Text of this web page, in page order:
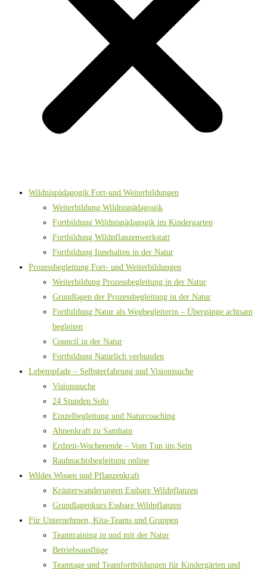
Wildnispädagogik Fort-und Weiterbildungen
Weiterbildung Wildnispädagogik
Fortbildung Wildnispädagogik im Kindergarten
Fortbildung Wildpflanzenwerkstatt
Fortbildung Innehalten in der Natur
Prozessbegleitung Fort- und Weiterbildungen
Weiterbildung Prozessbegleitung in der Natur
Grundlagen der Prozessbegleitung in der Natur
Fortbildung Natur als Wegbegleiterin – Übergänge achtsam
begleiten
Council in der Natur
Fortbildung Natürlich verbunden
Lebenspfade – Selbsterfahrung und Visionssuche
Visionssuche
24 Stunden Solo
Einzelbegleitung und Naturcoaching
Ahnenkraft zu Samhain
Erdzeit-Wochenende – Vom Tun ins Sein
Rauhnachtsbegleitung online
Wildes Wissen und Pflanzenkraft
Kräuterwanderungen Essbare Wildpflanzen
Grundlagenkurs Essbare Wildpflanzen
Für Unternehmen, Kita-Teams und Gruppen
Teamtraining in und mit der Natur
Betriebsausflüge
Teamtage und Teamfortbildungen für Kindergärten und